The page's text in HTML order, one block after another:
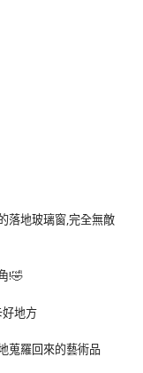
落地玻璃窗,完全無敵
!🤣
蒐羅回來的藝術品